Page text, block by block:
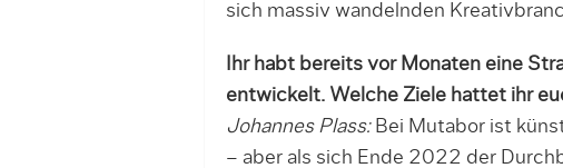
sich massiv wandelnden
Ihr habt bereits vor Monaten eine
entwickelt. Welche Ziele hattet ihr
Johannes Plass:Bei Mutabor ist
– aber als sich Ende 2022 der